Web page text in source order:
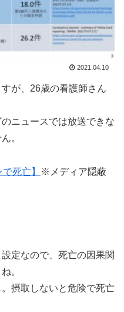
2021.04.10
が、26歳の看護師さん
ニュースでは放送できな
。
死亡】
※メディア隠蔽
定なので、死亡の因果関
。
摂取しないと危険で死亡